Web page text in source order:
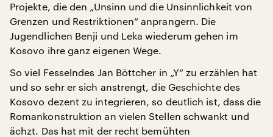
Projekte, die den „Unsinn und die Unsinnlichkeit von
Grenzen und Restriktionen“ anprangern. Die
Jugendlichen Benji und Leka wiederum gehen im
Kosovo ihre ganz eigenen Wege.
So viel Fesselndes Jan Böttcher in „Y“ zu erzählen hat
und so sehr er sich anstrengt, die Geschichte des
Kosovo dezent zu integrieren, so deutlich ist, dass die
Romankonstruktion an vielen Stellen schwankt und
ächzt. Das hat mit der recht bemühten